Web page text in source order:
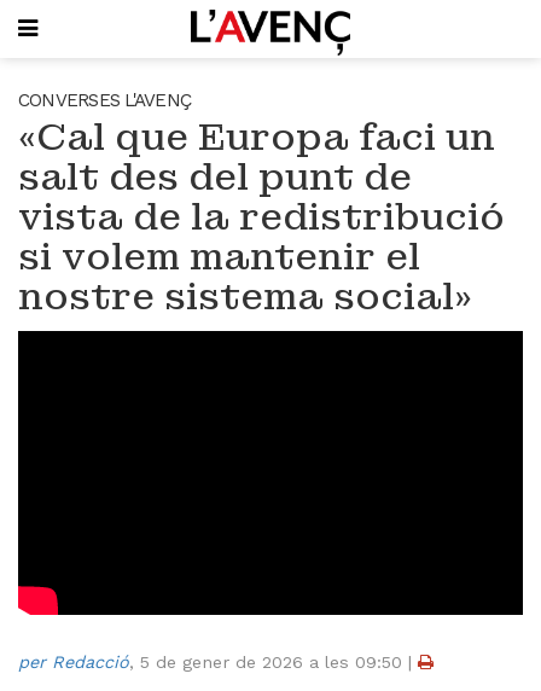
PORTADA
QUI SOM
L'AVENÇ PAPER
PLECS D'HISTÒRIA LOCAL
LLIBRES
PUBLICITAT
Termes legals
SUBSCRIU-T'HI
CONVERSES L'AVENÇ
«Cal que Europa faci un
salt des del punt de
vista de la redistribució
si volem mantenir el
nostre sistema social»
per Redacció, 5 de gener de 2026 a les 09:50 |